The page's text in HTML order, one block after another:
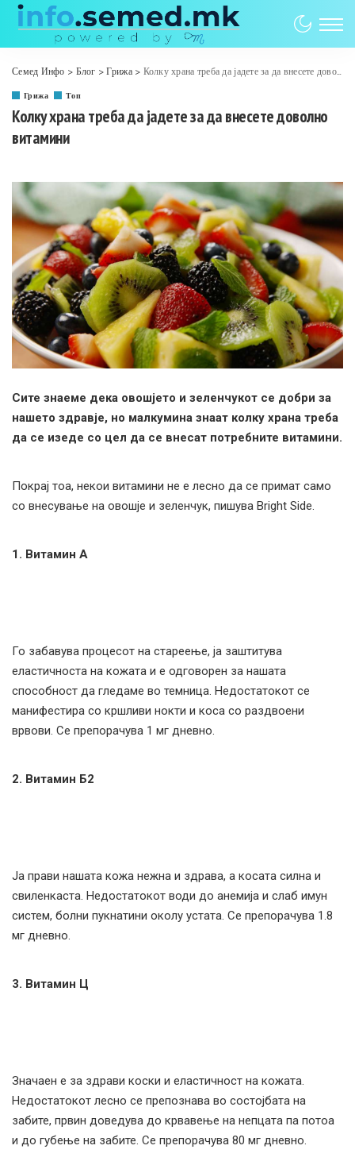
Семед Инфо > Блог >Грижа> Колку храна треба да јадете за да внесете доволно витамини
Грижа Топ
Колку храна треба да јадете за да внесете доволно
витамини
Сите знаеме дека овошјето и зеленчукот се добри за
нашето здравје, но малкумина знаат колку храна треба
да се изеде со цел да се внесат потребните витамини.
Покрај тоа, некои витамини не е лесно да се примат само
со внесување на овошје и зеленчук, пишува Bright Side.
1. Витамин А
Го забавува процесот на стареење, ја заштитува
еластичноста на кожата и е одговорен за нашата
способност да гледаме во темница. Недостатокот се
манифестира со кршливи нокти и коса со раздвоени
врвови. Се препорачува 1 мг дневно.
2. Витамин Б2
Ја прави нашата кожа нежна и здрава, а косата силна и
свиленкаста. Недостатокот води до анемија и слаб имун
систем, болни пукнатини околу устата. Се препорачува 1.8
мг дневно.
3. Витамин Ц
Значаен е за здрави коски и еластичност на кожата.
Недостатокот лесно се препознава во состојбата на
забите, првин доведува до крвавење на непцата па потоа
и до губење на забите. Се препорачува 80 мг дневно.